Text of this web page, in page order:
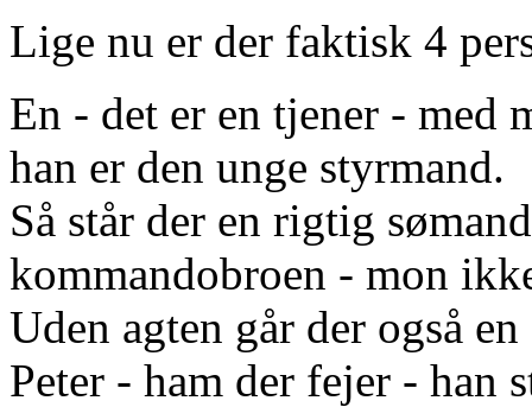
Lige nu er der faktisk 4
En - det er en tjener - med
han er den unge styrmand.
Så står der en rigtig
kommandobroen - mon
Uden agten går der også
Peter - ham der fejer - han